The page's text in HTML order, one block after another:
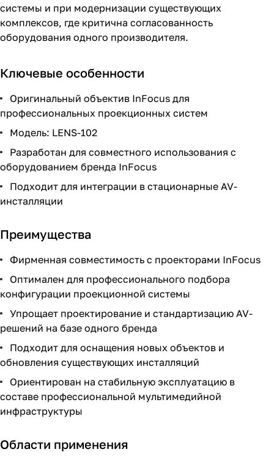
системы и при модернизации существующих
комплексов, где критична согласованность
оборудования одного производителя.
Ключевые особенности
Оригинальный объектив InFocus для
профессиональных проекционных систем
Модель: LENS-102
Разработан для совместного использования с
оборудованием бренда InFocus
Подходит для интеграции в стационарные AV-
инсталляции
Преимущества
Фирменная совместимость с проекторами InFocus
Оптимален для профессионального подбора
конфигурации проекционной системы
Упрощает проектирование и стандартизацию AV-
решений на базе одного бренда
Подходит для оснащения новых объектов и
обновления существующих инсталляций
Ориентирован на стабильную эксплуатацию в
составе профессиональной мультимедийной
инфраструктуры
Области применения